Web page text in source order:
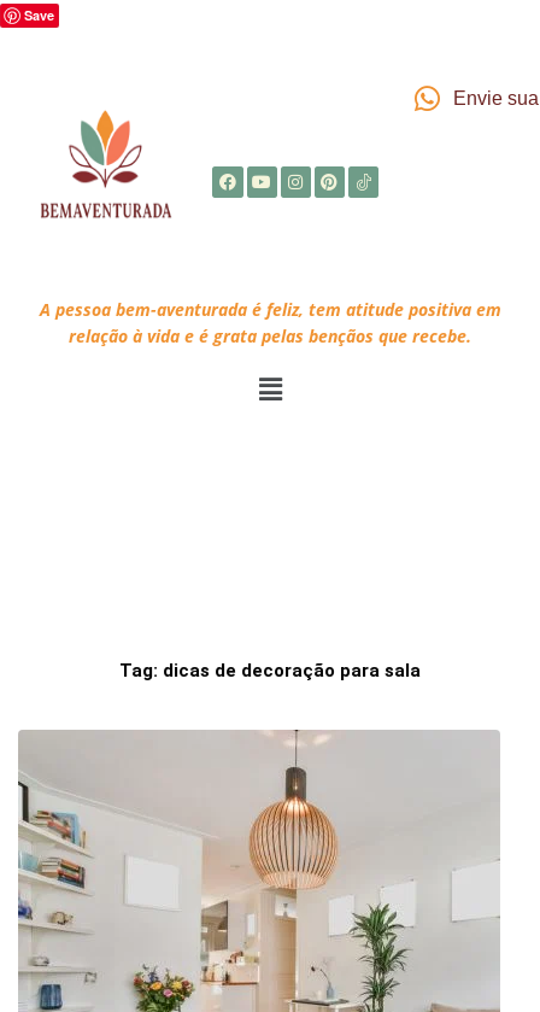
Save
Envie
A pessoa bem-aventurada é feliz, tem atitude positiva em
relação à vida e é grata pelas bençãos que recebe.
Tag: dicas de decoração para sala